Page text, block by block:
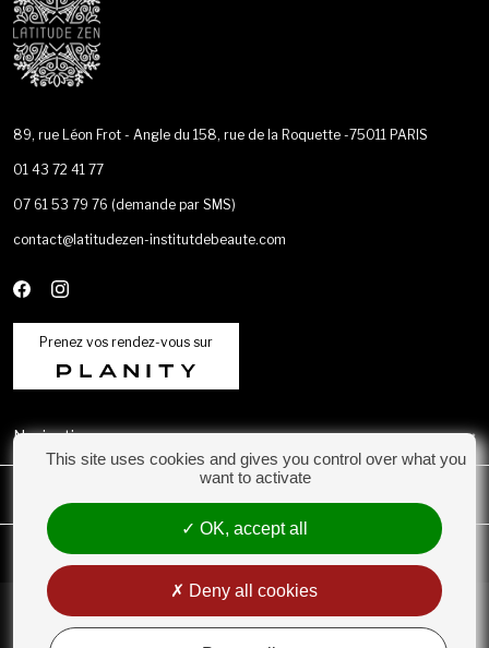
89, rue Léon Frot - Angle du 158, rue de la Roquette -75011 PARIS
01 43 72 41 77
07 61 53 79 76 (demande par SMS)
contact@latitudezen-institutdebeaute.com
Prenez vos rendez-vous sur
Navigation
Mon compte
Conditions Générales de Vente
Rétractation
This site uses cookies and gives you control over what you
want to activate
OK, accept all
Deny all cookies